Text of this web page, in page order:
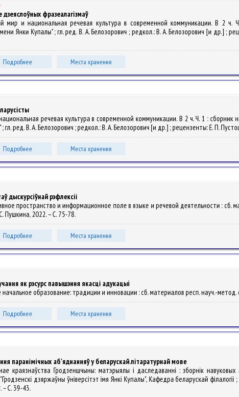
дзеяслоўных фразеалагізмаў
мир и национальная речевая культура в современной коммуникации. В 2 ч.
Янки Купалы" ; гл. ред. В. А. Белозорович ; редкол.: В. А. Белозорович [и др.] ;
Подробнее Места хранения
речевая культура в современной коммуникации. В 2 ч. Ч. 1 :
ред. В. А. Белозорович ; редкол.: В. А. Белозорович [и др.] ; рецензенты: Е. П.
Подробнее Места хранения
дыскурсіўнай рэфлексіі
пространство и информационное поле в языке и речевой деятельности : сб.
Пушкина, 2022. – С. 75-78.
Подробнее Места хранения
як рэсурс павышэння якасці адукацыі
образование: традиции и инновации : сб. материалов респ. науч.-метод.
Подробнее Места хранения
паранімічных аб'яднанняў у беларускай літаратурнай мове
краязнаўства Гродзеншчыны: матэрыялы і даследаванні : зборнік
дзяржаўны ўніверсітэт імя Янкі Купалы", Кафедра беларускай філалогіі
– С. 39-43.